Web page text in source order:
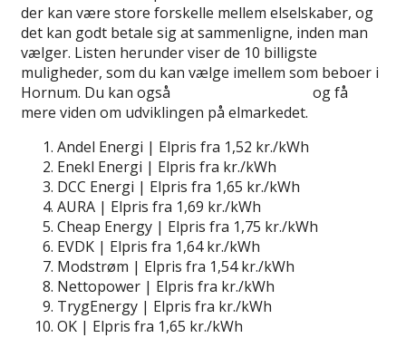
der kan være store forskelle mellem elselskaber, og
det kan godt betale sig at sammenligne, inden man
vælger. Listen herunder viser de 10 billigste
muligheder, som du kan vælge imellem som beboer i
Hornum. Du kan også
og få
mere viden om udviklingen på elmarkedet.
Andel Energi | Elpris fra 1,52 kr./kWh
Enekl Energi | Elpris fra kr./kWh
DCC Energi | Elpris fra 1,65 kr./kWh
AURA | Elpris fra 1,69 kr./kWh
Cheap Energy | Elpris fra 1,75 kr./kWh
EVDK | Elpris fra 1,64 kr./kWh
Modstrøm | Elpris fra 1,54 kr./kWh
Nettopower | Elpris fra kr./kWh
TrygEnergy | Elpris fra kr./kWh
OK | Elpris fra 1,65 kr./kWh